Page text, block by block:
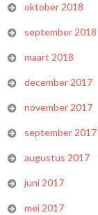
oktober 2018
september 2018
maart 2018
december 2017
november 2017
september 2017
augustus 2017
juni 2017
mei 2017